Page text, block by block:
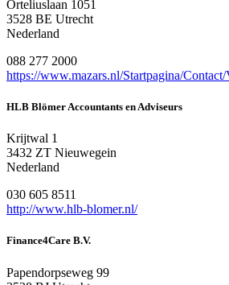
Orteliuslaan 1051
3528 BE Utrecht
Nederland
088 277 2000
https://www.mazars.nl/Startpagina/
HLB Blömer Accountants en Adviseurs
Krijtwal 1
3432 ZT Nieuwegein
Nederland
030 605 8511
http://www.hlb-blomer.nl/
Finance4Care B.V.
Papendorpseweg 99